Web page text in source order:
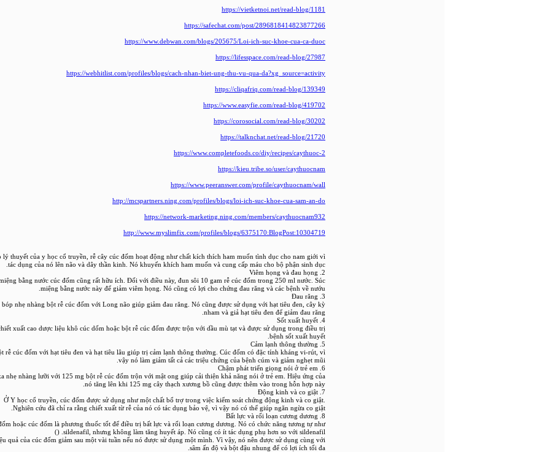
https://vietketnoi.net/read-blog/1181
https://safechat.com/post/2896818414823877266
https://www.debwan.com/blogs/205675/Loi-ich-suc-khoe-cua-ca-duoc
https://lifesspace.com/read-blog/27987
https://webhitlist.com/profiles/blogs/cach-nhan-biet-ung-thu-vu-qua-da?xg_source=activity
https://cliqafriq.com/read-blog/139349
https://www.easyfie.com/read-blog/419702
https://corosocial.com/read-blog/30202
https://talknchat.net/read-blog/21720
https://www.completefoods.co/diy/recipes/caythuoc-2
https://kieu.tribe.so/user/caythuocnam
https://www.peeranswer.com/profile/caythuocnam/wall
http://mcspartners.ning.com/profiles/blogs/loi-ich-suc-khoe-cua-sam-an-do
https://network-marketing.ning.com/members/caythuocnam932
http://www.myslimfix.com/profiles/blogs/6375170:BlogPost:10304719
lý thuyết của y học cổ truyền, rễ cây cúc đốm hoạt động như chất kích thích ham muốn tình dục cho nam giới vì
tác dụng của nó lên não và dây thần kinh. Nó khuyến khích ham muốn và cung cấp máu cho bộ phận sinh dục.
2. Viêm họng và đau họng
bằng nước cúc đốm cũng rất hữu ích. Đối với điều này, đun sôi 10 gam rễ cúc đốm trong 250 ml nước. Súc
miệng bằng nước này để giảm viêm họng. Nó cũng có lợi cho chứng đau răng và các bệnh về nướu.
3. Đau răng
bóp nhẹ nhàng bột rễ cúc đốm với Long não giúp giảm đau răng. Nó cũng được sử dụng với hạt tiêu đen, cây kỳ
nham và giả hạt tiêu đen để giảm đau răng.
4. Sốt xuất huyết
xuất cao dược liệu khô cúc dốm hoặc bột rễ cúc đốm được trộn với dầu mù tạt và được sử dụng trong điều trị
bệnh sốt xuất huyết.
5. Cảm lạnh thông thường
rễ cúc đốm với hạt tiêu đen và hạt tiêu lâu giúp trị cảm lạnh thông thường. Cúc đốm có đặc tính kháng vi-rút, vì
vậy nó làm giảm tất cả các triệu chứng của bệnh cúm và giảm nghẹt mũi.
6. Chậm phát triển giọng nói ở trẻ em
nhẹ nhàng lưỡi với 125 mg bột rễ cúc đốm trộn với mật ong giúp cải thiện khả năng nói ở trẻ em. Hiệu ứng của
nó tăng lên khi 125 mg cây thạch xương bồ cũng được thêm vào trong hỗn hợp này.
7. Động kinh và co giật
Ở Y học cổ truyền, cúc đốm được sử dụng như một chất bổ trợ trong việc kiểm soát chứng động kinh và co giật.
Nghiên cứu đã chỉ ra rằng chiết xuất từ rễ của nó có tác dụng bảo vệ, vì vậy nó có thể giúp ngăn ngừa co giật.
8. Bất lực và rối loạn cương dương
hoặc cúc đốm là phương thuốc tốt để điều trị bất lực và rối loạn cương dương. Nó có chức năng tương tự như
sildenafil, nhưng không làm tăng huyết áp. Nó cũng có ít tác dụng phụ hơn so với sildenafil. ()
quả của cúc đốm giảm sau một vài tuần nếu nó được sử dụng một mình. Vì vậy, nó nên được sử dụng cùng với
sâm ấn độ và bột đậu nhung để có lợi ích tối đa.